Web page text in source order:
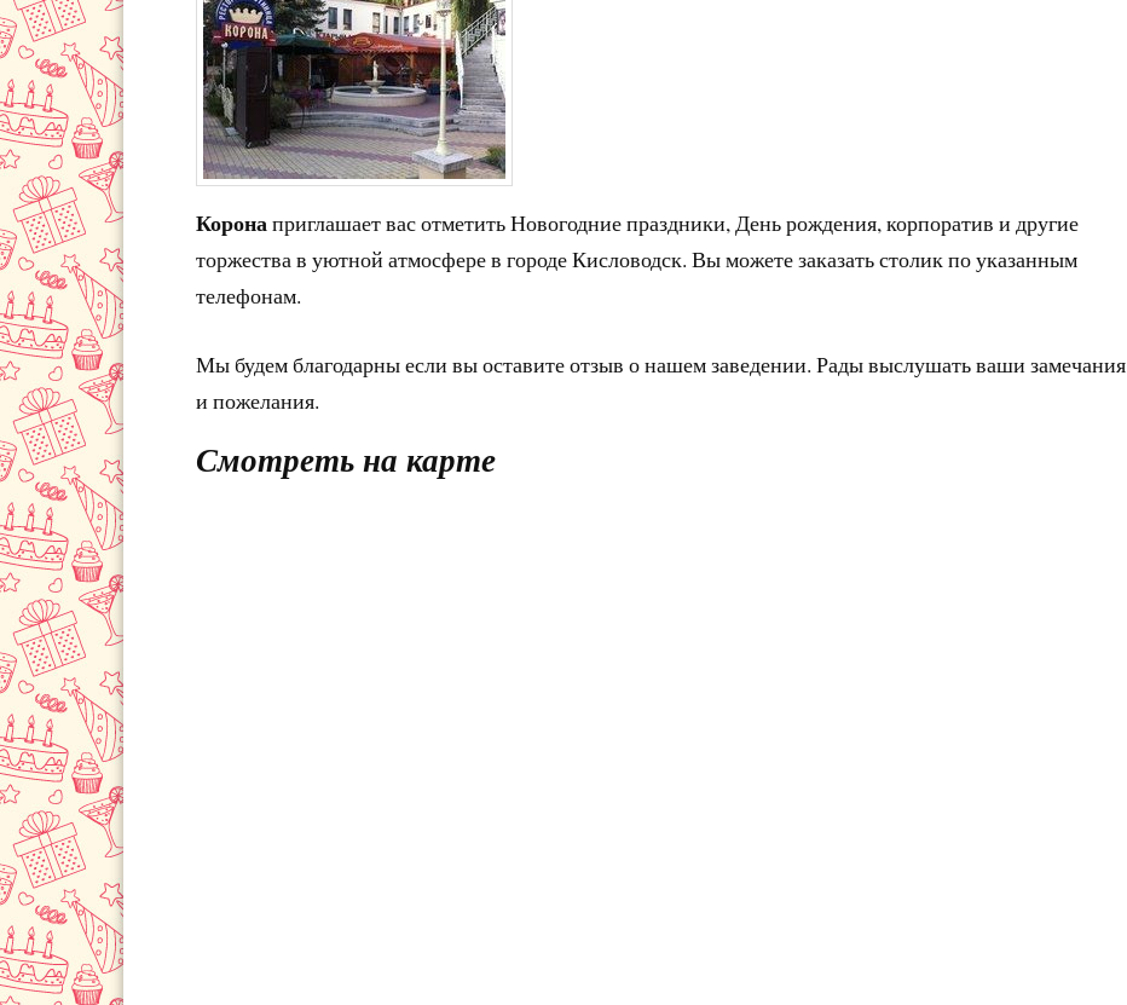
Коронаприглашает вас отметить Новогодние праздники, День рождения, корпоратив и другие
торжества в уютной атмосфере в городе Кисловодск. Вы можете заказать столик по указанным
телефонам.
Мы будем благодарны если вы оставите отзыв о нашем заведении. Рады выслушать ваши замечания
и пожелания.
Смотреть на карте